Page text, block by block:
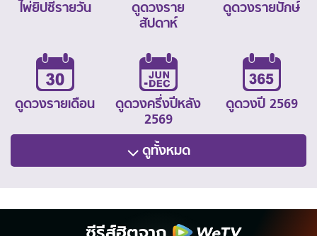
ไพ่ยิปซีรายวัน
ดูดวงราย
สัปดาห์
ดูดวงรายปักษ์
ดูดวงรายเดือน
ดูดวงครึ่งปีหลัง
2569
ดูดวงปี 2569
ดูทั้งหมด